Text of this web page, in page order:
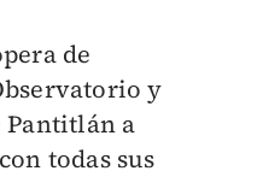
de
y
Pantitlán a
todas sus